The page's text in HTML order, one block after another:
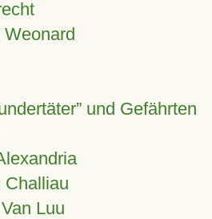
und Gefährten
Challiau
Luu